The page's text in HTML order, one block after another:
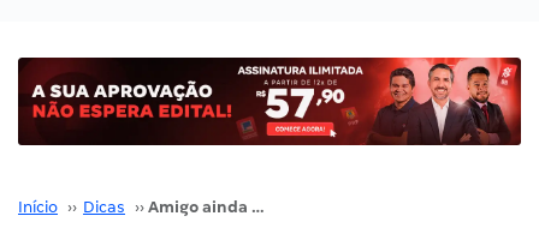
Início ›› Dicas ›› Amigo ainda reprovado em Tributário na 2ª fase do XVIII Exame: saiu o resultado e você não se conforma? Ainda há chance!